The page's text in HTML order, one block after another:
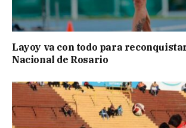
Layoy va con todo para
Nacional de Rosario